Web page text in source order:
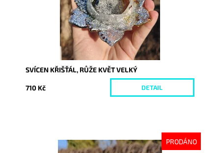
SVÍCEN KŘIŠŤÁL, RŮŽE KVĚT VELKÝ
710 Kč DETAIL
PRODÁNO